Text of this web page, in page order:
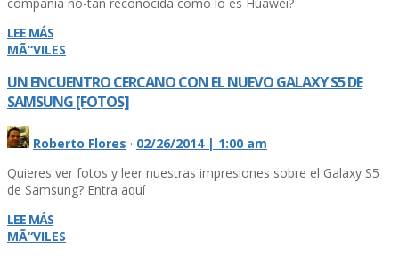
LEE MÁS
MÃ“VILES
UN ENCUENTRO CERCANO CON EL NUEVO GALAXY S5 DE
SAMSUNG [FOTOS]
Roberto Flores · 02/26/2014 | 1:00 am
Quieres ver fotos y leer nuestras impresiones sobre el Galaxy S5
de Samsung? Entra aquí­
LEE MÁS
MÃ“VILES